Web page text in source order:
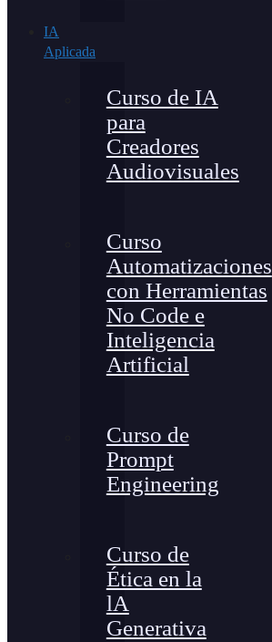
IA
Aplicada
Curso de IA
para
Creadores
Audiovisuales
Curso
Automatizaciones
con Herramientas
No Code e
Inteligencia
Artificial
Curso de
Prompt
Engineering
Curso de
Ética en la
lA
Generativa